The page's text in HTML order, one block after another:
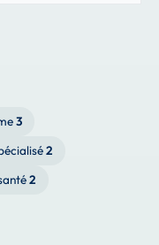
3
2
2